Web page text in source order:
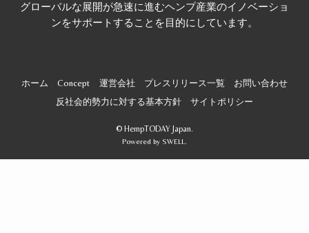
グローバルな展開が急速に進むヘンプ産業のイノベーショ
ンをサポートすることを目的にしています。
ホーム Concept 運営会社 プレスリリース一覧
お問い合わせ
反社会的勢力に対する基本方針
サイトポリシー
© HempTODAY Japan.
Powered by SWELL.